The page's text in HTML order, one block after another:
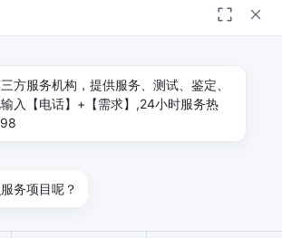
武汉
可靠性检测
方服务机构，提供服务、测试、鉴定、
入【电话】+【需求】,24小时服务热
务项目呢？